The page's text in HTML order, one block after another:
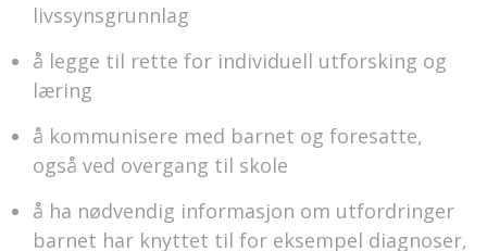
livssynsgrunnlag
å legge til rette for individuell utforsking og
læring
å kommunisere med barnet og foresatte,
også ved overgang til skole
å ha nødvendig informasjon om utfordringer
barnet har knyttet til for eksempel diagnoser,